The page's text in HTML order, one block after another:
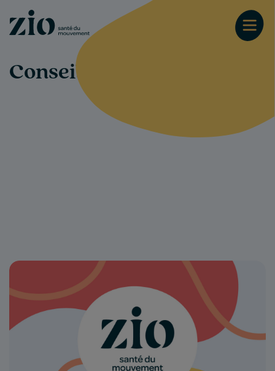
Conseils-santé